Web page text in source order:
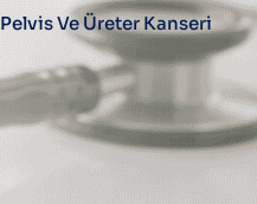
Pelvis Ve Üreter Kanseri